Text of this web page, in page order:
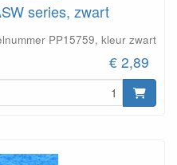
series, zwart
PP15759, kleur zwart
€ 2,89